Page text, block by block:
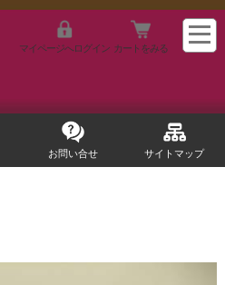
マイページへログイン カートをみる
お問い合せ サイトマップ